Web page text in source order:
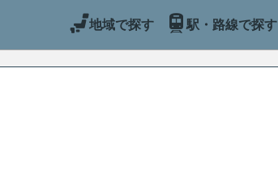
地域で探す 駅・路線で探す